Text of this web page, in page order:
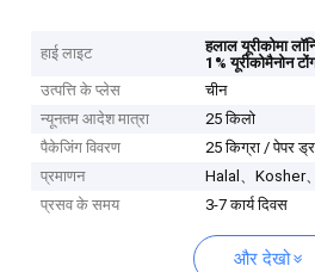
हाई लाइट हलाल यूरीकोमा
1% यूरीकोमैनोन
उत्पत्ति के प्लेस
चीन
न्यूनतम आदेश मात्रा
25 किलो
पैकेजिंग विवरण
25 किग्रा / पेपर
प्रमाणन
Halal、Kosher
प्रसव के समय
3-7 कार्य दिवस
और देखो